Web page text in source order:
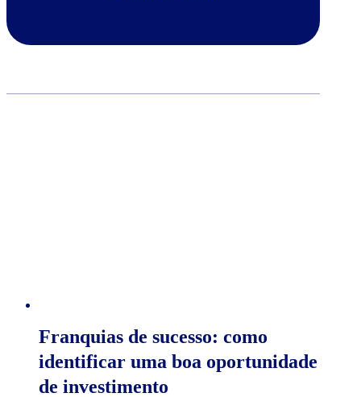
Franquias de sucesso: como
identificar uma boa oportunidade
de investimento